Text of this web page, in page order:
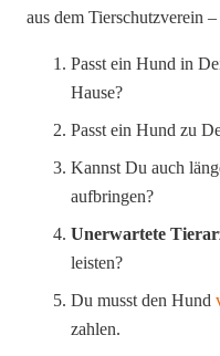
aus dem Tierschutzverein
Passt ein Hund in
Hause?
Passt ein Hund zu
Kannst Du auch
aufbringen?
Unerwartete
leisten?
Du musst den Hund
zahlen.